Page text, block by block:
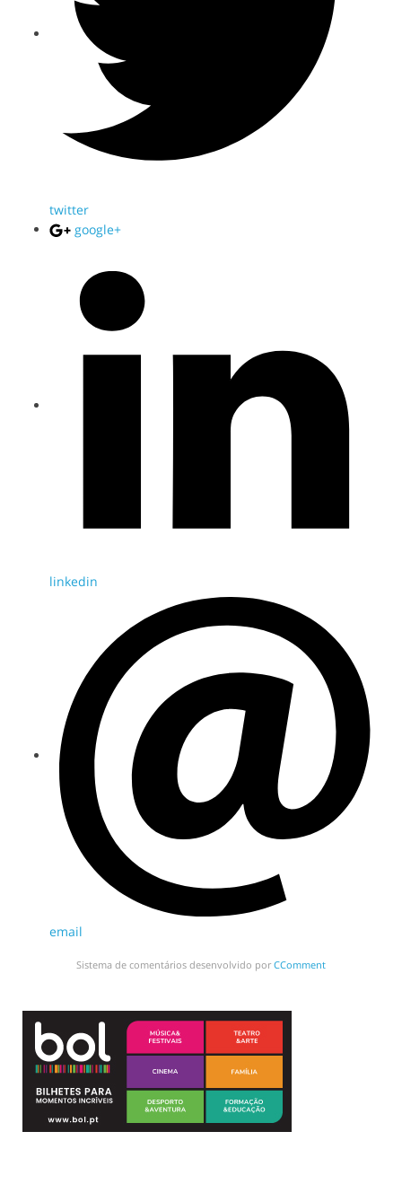
twitter
google+
linkedin
email
Sistema de comentários desenvolvido por CComment